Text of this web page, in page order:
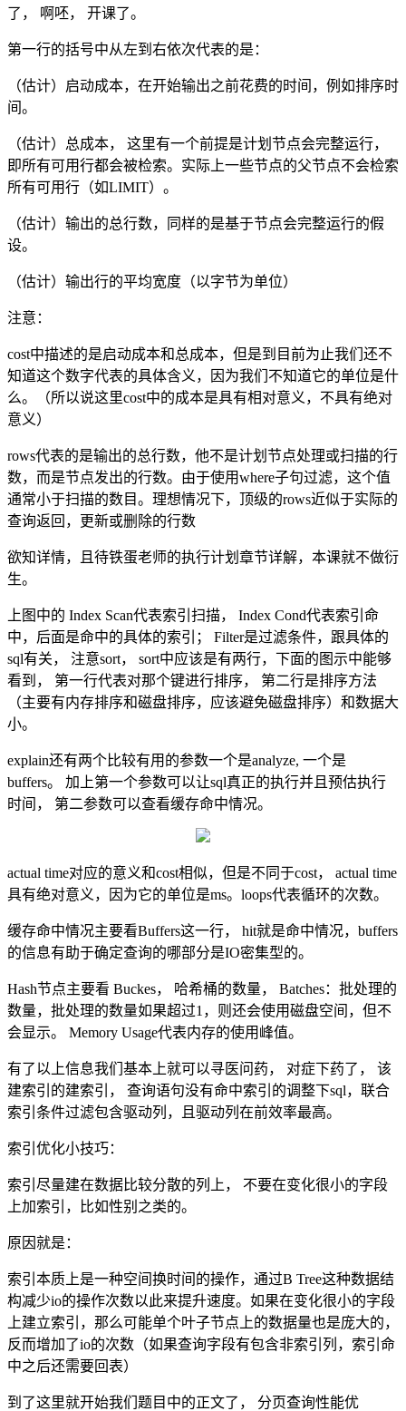
了， 啊呸， 开课了。
第一行的括号中从左到右依次代表的是：
（估计）启动成本，在开始输出之前花费的时间，例如排序时
间。
（估计）总成本， 这里有一个前提是计划节点会完整运行，
即所有可用行都会被检索。实际上一些节点的父节点不会检索
所有可用行（如LIMIT）。
（估计）输出的总行数，同样的是基于节点会完整运行的假
设。
（估计）输出行的平均宽度（以字节为单位）
注意：
cost中描述的是启动成本和总成本，但是到目前为止我们还不
知道这个数字代表的具体含义，因为我们不知道它的单位是什
么。（所以说这里cost中的成本是具有相对意义，不具有绝对
意义）
rows代表的是输出的总行数，他不是计划节点处理或扫描的行
数，而是节点发出的行数。由于使用where子句过滤，这个值
通常小于扫描的数目。理想情况下，顶级的rows近似于实际的
查询返回，更新或删除的行数
欲知详情，且待铁蛋老师的执行计划章节详解，本课就不做衍
生。
上图中的 Index Scan代表索引扫描， Index Cond代表索引命
中，后面是命中的具体的索引； Filter是过滤条件，跟具体的
sql有关， 注意sort， sort中应该是有两行，下面的图示中能够
看到， 第一行代表对那个键进行排序， 第二行是排序方法
（主要有内存排序和磁盘排序，应该避免磁盘排序）和数据大
小。
explain还有两个比较有用的参数一个是analyze, 一个是
buffers。 加上第一个参数可以让sql真正的执行并且预估执行
时间， 第二参数可以查看缓存命中情况。
actual time对应的意义和cost相似，但是不同于cost， actual time
具有绝对意义，因为它的单位是ms。loops代表循环的次数。
缓存命中情况主要看Buffers这一行， hit就是命中情况，buffers
的信息有助于确定查询的哪部分是IO密集型的。
Hash节点主要看 Buckes， 哈希桶的数量， Batches：批处理的
数量，批处理的数量如果超过1，则还会使用磁盘空间，但不
会显示。 Memory Usage代表内存的使用峰值。
有了以上信息我们基本上就可以寻医问药， 对症下药了， 该
建索引的建索引， 查询语句没有命中索引的调整下sql，联合
索引条件过滤包含驱动列，且驱动列在前效率最高。
索引优化小技巧：
索引尽量建在数据比较分散的列上， 不要在变化很小的字段
上加索引，比如性别之类的。
原因就是：
索引本质上是一种空间换时间的操作，通过B Tree这种数据结
构减少io的操作次数以此来提升速度。如果在变化很小的字段
上建立索引，那么可能单个叶子节点上的数据量也是庞大的，
反而增加了io的次数（如果查询字段有包含非索引列，索引命
中之后还需要回表）
到了这里就开始我们题目中的正文了， 分页查询性能优